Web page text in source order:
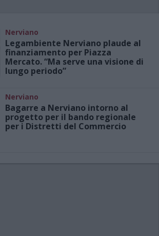
Nerviano
Legambiente Nerviano plaude al
finanziamento per Piazza
Mercato. “Ma serve una visione di
lungo periodo”
Nerviano
Bagarre a Nerviano intorno al
progetto per il bando regionale
per i Distretti del Commercio